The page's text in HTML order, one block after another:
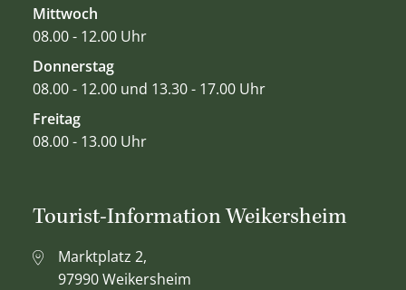
Mittwoch
08.00 - 12.00 Uhr
Donnerstag
08.00 - 12.00 und 13.30 - 17.00 Uhr
Freitag
08.00 - 13.00 Uhr
Tourist-Information Weikersheim
Marktplatz 2,
97990 Weikersheim